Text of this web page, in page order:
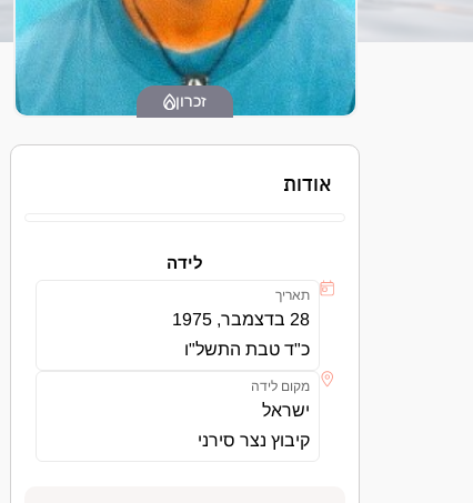
זכרון
אודות
לידה
תאריך
28 בדצמבר, 1975
כ"ד טבת התשל"ו
מקום לידה
ישראל
קיבוץ נצר סירני